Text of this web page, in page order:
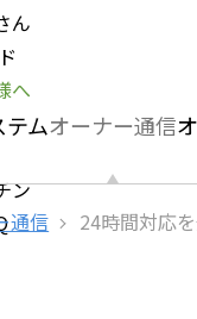
ん
へ
ン
ムオーナー通信
通信 24時間対応